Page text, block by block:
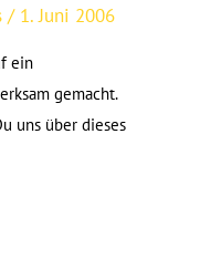
/ 1. Juni 2006
ein
gemacht.
uns über dieses